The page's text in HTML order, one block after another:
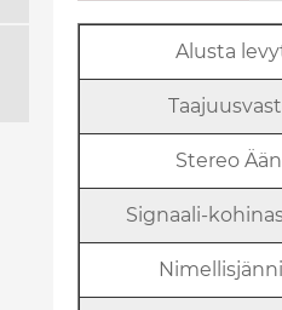
Alusta
Stereo
Signaali-